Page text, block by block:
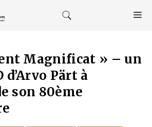
Magnificat » – un
d’Arvo Pärt à
son 80ème